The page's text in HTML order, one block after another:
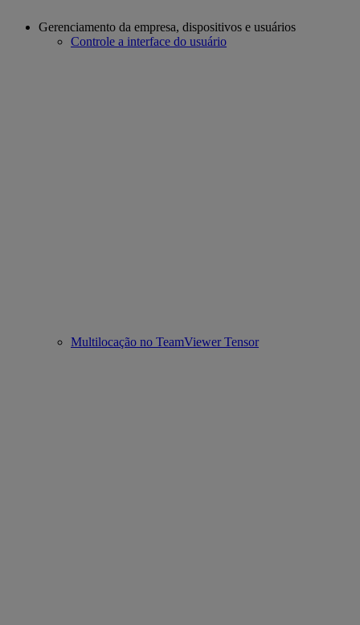
Gerenciamento da empresa, dispositivos e usuários
Controle a interface do usuário
Multilocação no TeamViewer Tensor